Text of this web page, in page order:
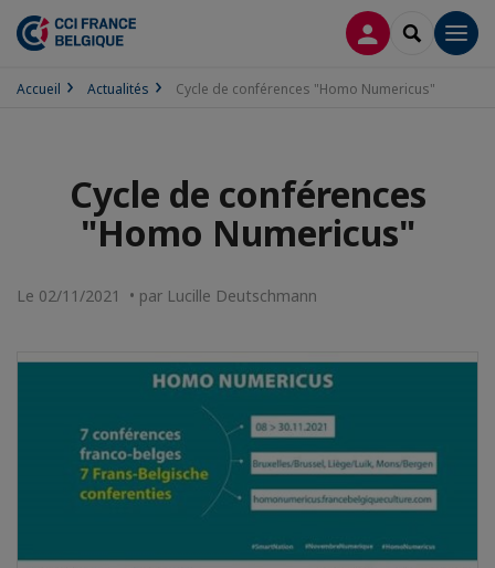
CONNEXION
Accueil Actualités Cycle de conférences "Homo Numericus"
Cycle de conférences
"Homo Numericus"
Le 02/11/2021 • par Lucille Deutschmann